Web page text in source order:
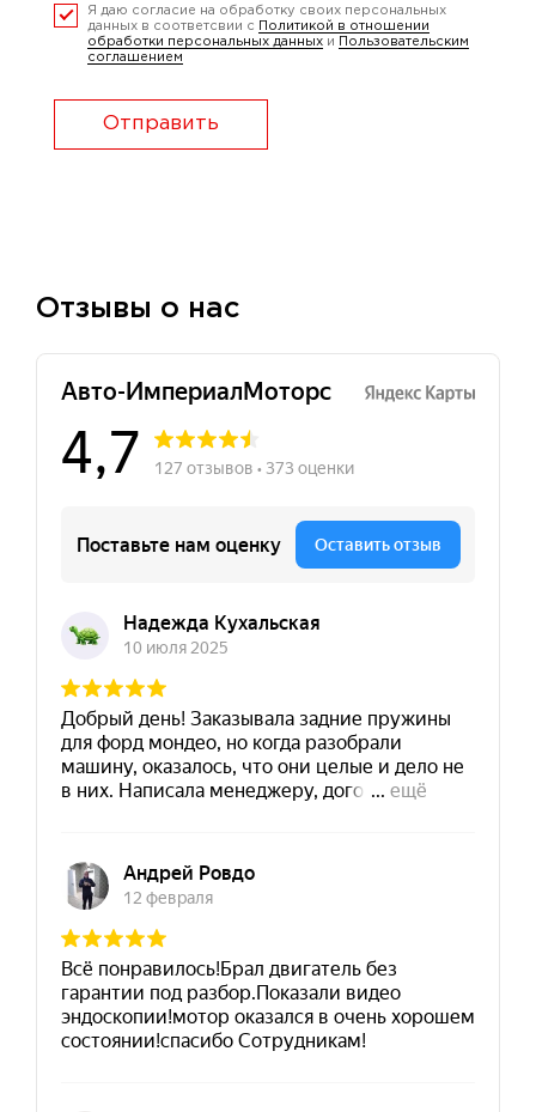
Я даю согласие на обработку своих персональных
данных в соответсвии с
Политикой в отношении
обработки персональных данных и
Пользовательским
соглашением
Отправить
Отзывы о нас